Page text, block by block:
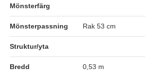
Mönsterfärg
Mönsterpassning Rak 53 cm
Struktur/yta
Bredd 0,53 m